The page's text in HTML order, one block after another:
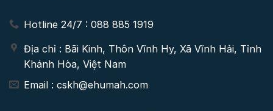
Hotline 24/7 : 088 885 1919
Địa chỉ : Bãi Kinh, Thôn Vĩnh Hy, Xã Vĩnh Hải, Tỉnh
Khánh Hòa, Việt Nam
Email : cskh@ehumah.com